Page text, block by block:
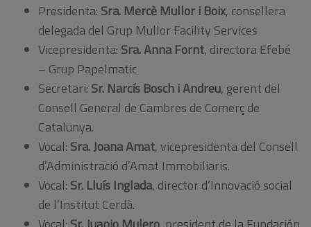
Presidenta: Sra. Mercè Mullor i Boix, consellera
delegada del Grup Mullor Facility Services
Vicepresidenta: Sra. Anna Fornt, directora Efebé
– Grup Papelmatic
Secretari: Sr. Narcís Bosch i Andreu, gerent del
Consell General de Cambres de Comerç de
Catalunya.
Vocal: Sra. Joana Amat, vicepresidenta del Consell
d’Administració d’Amat Immobiliaris.
Vocal: Sr. Lluís Inglada, director d’Innovació social
de l’Institut Cerdà.